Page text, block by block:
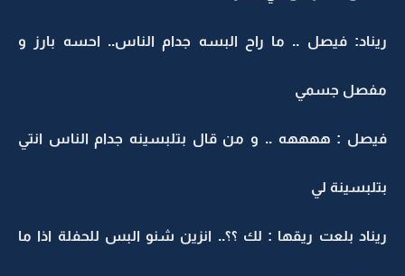
ريناد: فيصل .. ما راح البسه جدام الناس.. احسه بارز و
مفصل جسمي
فيصل : ههههه .. و من قال بتلبسينه جدام الناس انتي
بتلبسينة لي
ريناد بلعت ريقها : لك ؟؟.. انزين شنو البس للحفلة اذا ما